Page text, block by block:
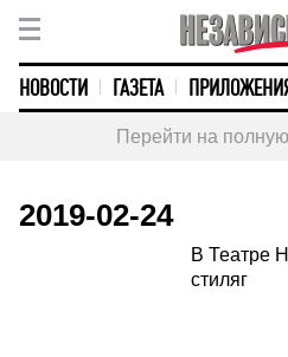
НОВОСТИ ГАЗЕТА
Перейти на
2019-02-24
В Театре
стиляг